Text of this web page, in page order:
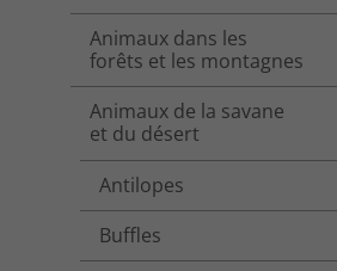
Animaux dans les
forêts et les montagnes
Animaux de la savane
et du désert
Antilopes
Buffles